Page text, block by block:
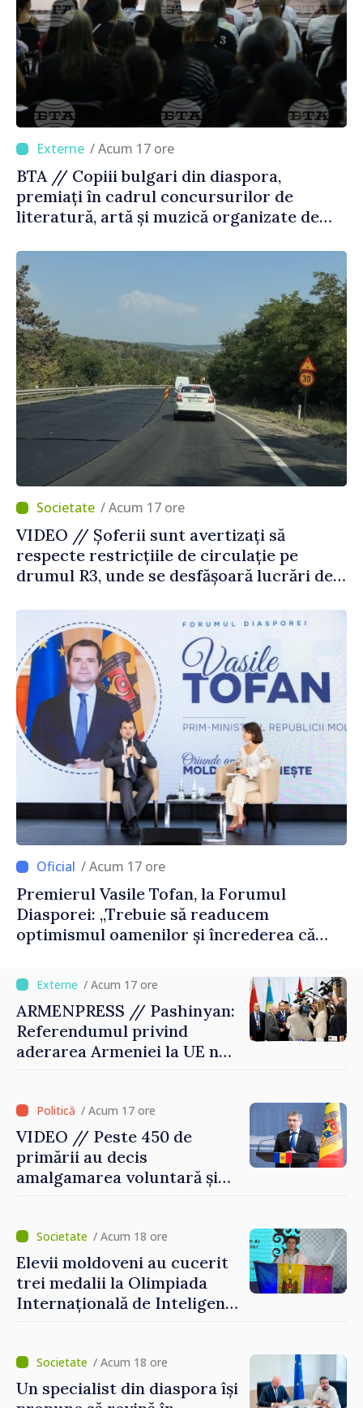
/ Acum 17 ore
BTA // Copiii bulgari din diaspora,
premiați în cadrul concursurilor de
literatură, artă și muzică organizate de
Străinătate
/ Acum 17 ore
VIDEO // Șoferii sunt avertizați să
respecte restricțiile de circulație pe
drumul R3, unde se desfășoară lucrări de
/ Acum 17 ore
Premierul Vasile Tofan, la Forumul
Diasporei: „Trebuie să readucem
optimismul oamenilor și încrederea că
corectă”
/ Acum 17 ore
ARMENPRESS // Pashinyan:
Referendumul privind
aderarea Armeniei la UE nu
/ Acum 17 ore
VIDEO // Peste 450 de
primării au decis
amalgamarea voluntară și
Grosu: „Este important să
depășim blocajele și să dăm o
șansă localităților să se
dezvolte”
/ Acum 18 ore
Elevii moldoveni au cucerit
trei medalii la Olimpiada
Internațională de Inteligență
/ Acum 18 ore
Un specialist din diaspora își